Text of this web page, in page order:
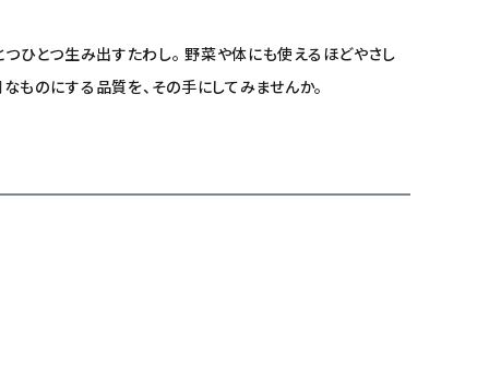
ひとつ生み出すたわし。 野菜や体にも使えるほどやさし
ものにする品質を、その手にしてみませんか。